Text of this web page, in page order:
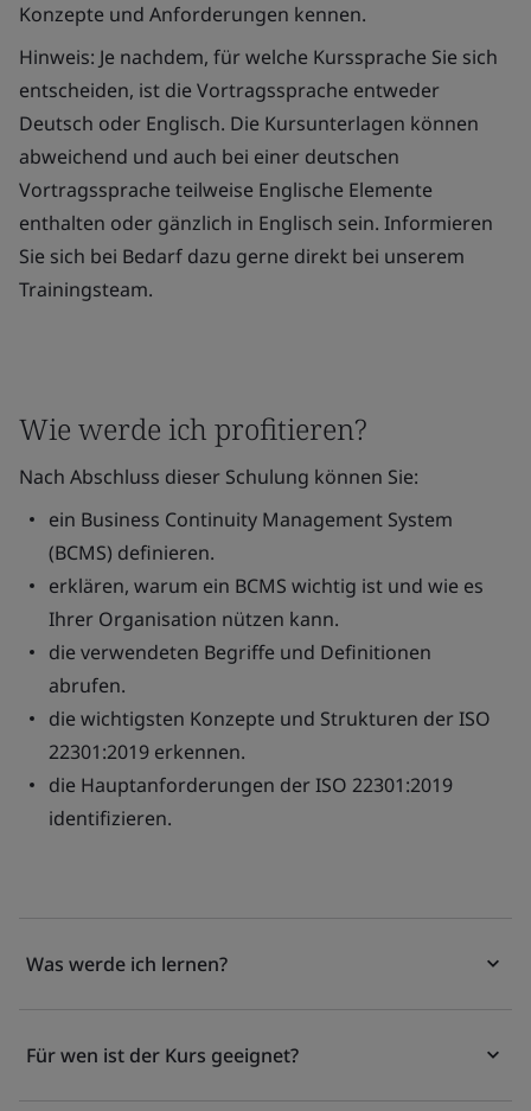
Konzepte und Anforderungen kennen.
Hinweis: Je nachdem, für welche Kurssprache Sie sich
entscheiden, ist die Vortragssprache entweder
Deutsch oder Englisch. Die Kursunterlagen können
abweichend und auch bei einer deutschen
Vortragssprache teilweise Englische Elemente
enthalten oder gänzlich in Englisch sein. Informieren
Sie sich bei Bedarf dazu gerne direkt bei unserem
Trainingsteam.
Wie werde ich profitieren?
Nach Abschluss dieser Schulung können Sie:
ein Business Continuity Management System
(BCMS) definieren.
erklären, warum ein BCMS wichtig ist und wie es
Ihrer Organisation nützen kann.
die verwendeten Begriffe und Definitionen
abrufen.
die wichtigsten Konzepte und Strukturen der ISO
22301:2019 erkennen.
die Hauptanforderungen der ISO 22301:2019
identifizieren.
Was werde ich lernen?
Für wen ist der Kurs geeignet?